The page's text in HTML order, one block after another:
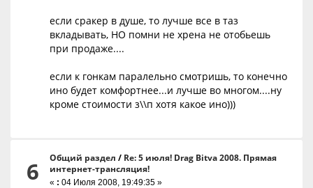
если сракер в душе, то лучше все в таз
вкладывать, НО помни не хрена не отобьешь
при продаже....
если к гонкам паралельно смотришь, то конечно
ино будет комфортнее...и лучше во многом....ну
кроме стоимости з\\п хотя какое ино)))
6 Общий раздел / Re: 5 июля! Drag Bitva 2008. Прямая
интернет-трансляция!
« : 04 Июля 2008, 19:49:35 »